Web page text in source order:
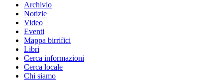
Archivio
Notizie
Video
Eventi
Mappa birrifici
Libri
Cerca informazioni
Cerca locale
Chi siamo